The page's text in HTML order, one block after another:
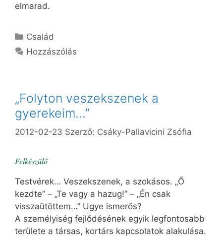
elmarad.
Kategória
Család
Hozzászólás
„Folyton veszekszenek a
gyerekeim…”
2012-02-23 Szerző: Csáky-Pallavicini Zsófia
Felkészülő
Testvérek… Veszekszenek, a szokásos. „Ő
kezdte” – „Te vagy a hazug!” – „Én csak
visszaütöttem…” Ugye ismerős?
A személyiség fejlődésének egyik legfontosabb
területe a társas, kortárs kapcsolatok alakulása.